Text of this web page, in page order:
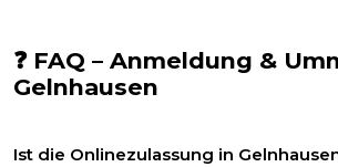
❓ FAQ – Anmeldung &
Gelnhausen
Ist die Onlinezulassung in